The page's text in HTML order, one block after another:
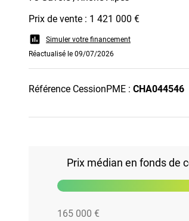
Prix de vente : 1 421 000 €
assessment
Simuler votre financement
Réactualisé le 09/07/2026
Référence CessionPME : CHA044546
Prix médian en fonds de
165 000 €